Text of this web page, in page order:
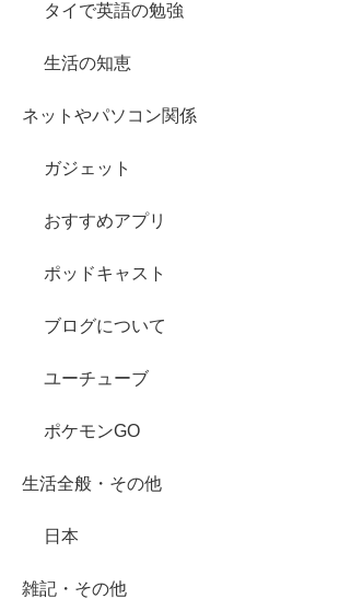
タイで英語の勉強
生活の知恵
ネットやパソコン関係
ガジェット
おすすめアプリ
ポッドキャスト
ブログについて
ユーチューブ
ポケモンGO
生活全般・その他
日本
雑記・その他